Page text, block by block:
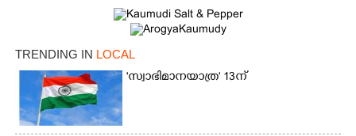
TRENDING IN LOCAL
'സ്വാഭിമാനയാത്ര' 13ന്